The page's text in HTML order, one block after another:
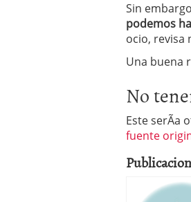
Sin
podemos
ocio, revisa
Una buena
No
Este serÃ­a
fuente